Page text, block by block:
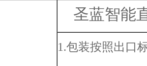
圣蓝智能
1.包装按照出口